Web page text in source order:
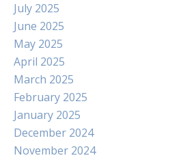
July 2025
June 2025
May 2025
April 2025
March 2025
February 2025
January 2025
December 2024
November 2024